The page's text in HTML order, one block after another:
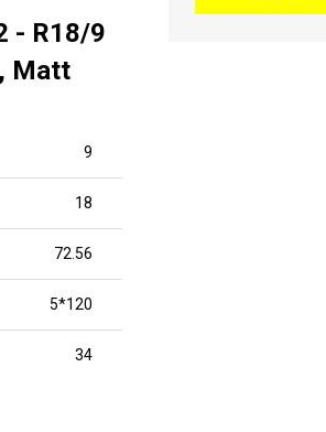
- R18/9
Matt
9
18
72.56
5*120
34